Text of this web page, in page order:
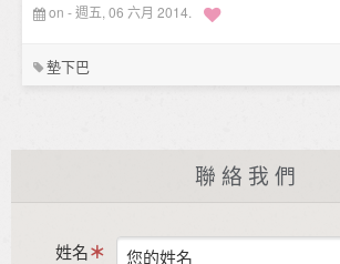
on - 週五, 06 六月 2014.
墊下巴
聯絡我們
姓名